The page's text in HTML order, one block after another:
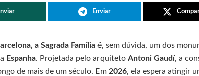
Enviar
a Sagrada Família é, sem dúvida, um dos
Espanha. Projetada pelo arquiteto Antoni Gaudí, a
de mais de um século. Em 2026, ela espera atingir